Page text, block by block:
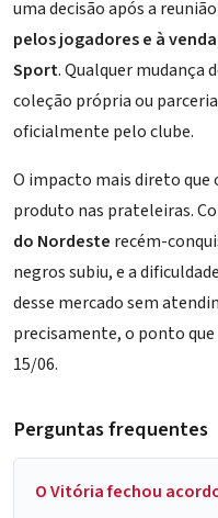
uma decisão após a
pelos jogadores e à
Sport. Qualquer mudança
coleção própria ou
oficialmente pelo clube.
O impacto mais direto que
produto nas prateleiras.
do Nordeste recém-
negros subiu, e a
desse mercado sem
precisamente, o ponto que
15/06.
Perguntas frequentes
O Vitória fechou